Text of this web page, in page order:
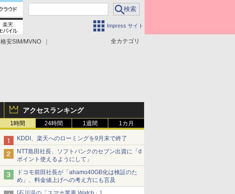
Impress サイト
全カテゴリ
格安SIM/MVNO
アクセスランキング
1時間 24時間 1週間 1カ月
KDDI、楽天へのローミングを9月末で終了
NTT島田社長、ソフトバンクのセブン出資に「d
ポイント使えるようにして」
ドコモ前田社長が「ahamo40GB化は検証のた
め」、料金値上げへの考え方にも言及